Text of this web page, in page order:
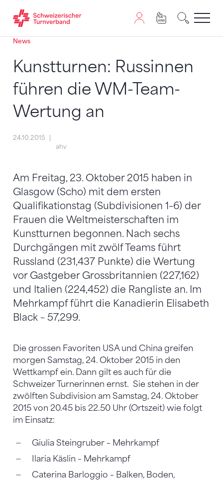
Zum Inhalt springen
Zur Sitemap navigieren
Zum Navigieren dieser Seite wird JavaScript benötigt.
News
Kunstturnen: Russinnen
führen die WM-Team-
Wertung an
24.10.2015
ahv
Am Freitag, 23. Oktober 2015 haben in
Glasgow (Scho) mit dem ersten
Qualifikationstag (Subdivisionen 1–6) der
Frauen die Weltmeisterschaften im
Kunstturnen begonnen. Nach sechs
Durchgängen mit zwölf Teams führt
Russland (231,437 Punkte) die Wertung
vor Gastgeber Grossbritannien (227,162)
und Italien (224,452) die Rangliste an. Im
Mehrkampf führt die Kanadierin Elisabeth
Black – 57,299.
Die grossen Favoriten USA und China greifen
morgen Samstag, 24. Oktober 2015 in den
Wettkampf ein. Dann gilt es auch für die
Schweizer Turnerinnen ernst. Sie stehen in der
zwölften Subdivision am Samstag, 24. Oktober
2015 von 20.45 bis 22.50 Uhr (Ortszeit) wie folgt
im Einsatz:
Giulia Steingruber – Mehrkampf
Ilaria Käslin – Mehrkampf
Caterina Barloggio – Balken, Boden,